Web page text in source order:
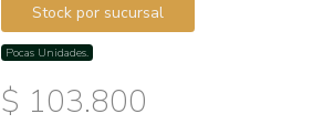
Stock por sucursal
Pocas Unidades.
$ 103.800